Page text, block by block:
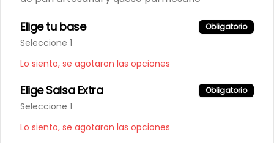
Abrir menu de navegación Login
Elige tu base Obligatorio
Seleccione 1
Lo siento, se agotaron las opciones
Elige Salsa Extra Obligatorio
Seleccione 1
Lo siento, se agotaron las opciones